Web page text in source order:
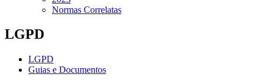
Normas Correlatas
LGPD
LGPD
Guias e Documentos